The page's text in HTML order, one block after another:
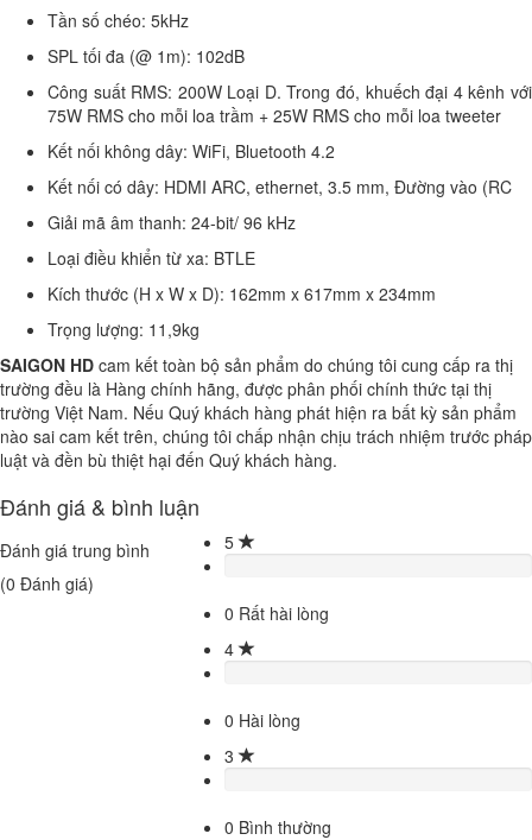
Tần số chéo: 5kHz
SPL tối đa (@ 1m): 102dB
Công suất RMS: 200W Loại D. Trong đó, khuếch đại 4 kênh với
75W RMS cho mỗi loa trầm + 25W RMS cho mỗi loa tweeter
Kết nối không dây: WiFi, Bluetooth 4.2
Kết nối có dây: HDMI ARC, ethernet, 3.5 mm, Đường vào (RC
Giải mã âm thanh: 24-bit/ 96 kHz
Loại điều khiển từ xa: BTLE
Kích thước (H x W x D): 162mm x 617mm x 234mm
Trọng lượng: 11,9kg
SAIGON HD cam kết toàn bộ sản phẩm do chúng tôi cung cấp ra thị
trường đều là Hàng chính hãng, được phân phối chính thức tại thị
trường Việt Nam. Nếu Quý khách hàng phát hiện ra bất kỳ sản phẩm
nào sai cam kết trên, chúng tôi chấp nhận chịu trách nhiệm trước pháp
luật và đền bù thiệt hại đến Quý khách hàng.
Đánh giá & bình luận
Đánh giá trung bình
(0 Đánh giá)
5
0 Rất hài lòng
4
0 Hài lòng
3
0 Bình thường